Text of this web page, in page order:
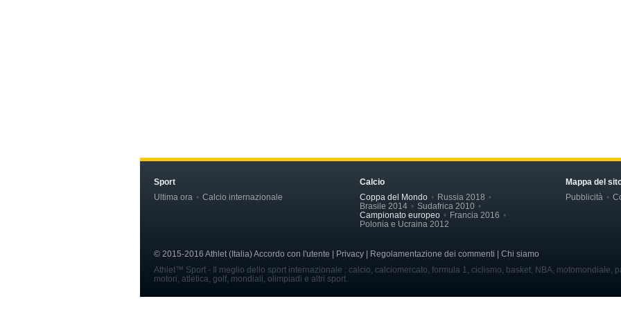
Sport
Ultima ora
Calcio internazionale
Calcio
Coppa del Mondo
Russia 2018
Brasile 2014
Sudafrica 2010
Campionato europeo
Francia 2016
Polonia e Ucraina 2012
Mappa del
Pubblicità
© 2015-2016 Athlet (Italia) Accordo con l'utente | Privacy | Regolamentazione dei commenti | Chi siamo
Athlet™ Sport - Il meglio dello sport internazionale : calcio, calciomercato, formula 1, ciclismo, basket, NBA, motomondiale,
motori, atletica, golf, mondiali, olimpiadi e altri sport.